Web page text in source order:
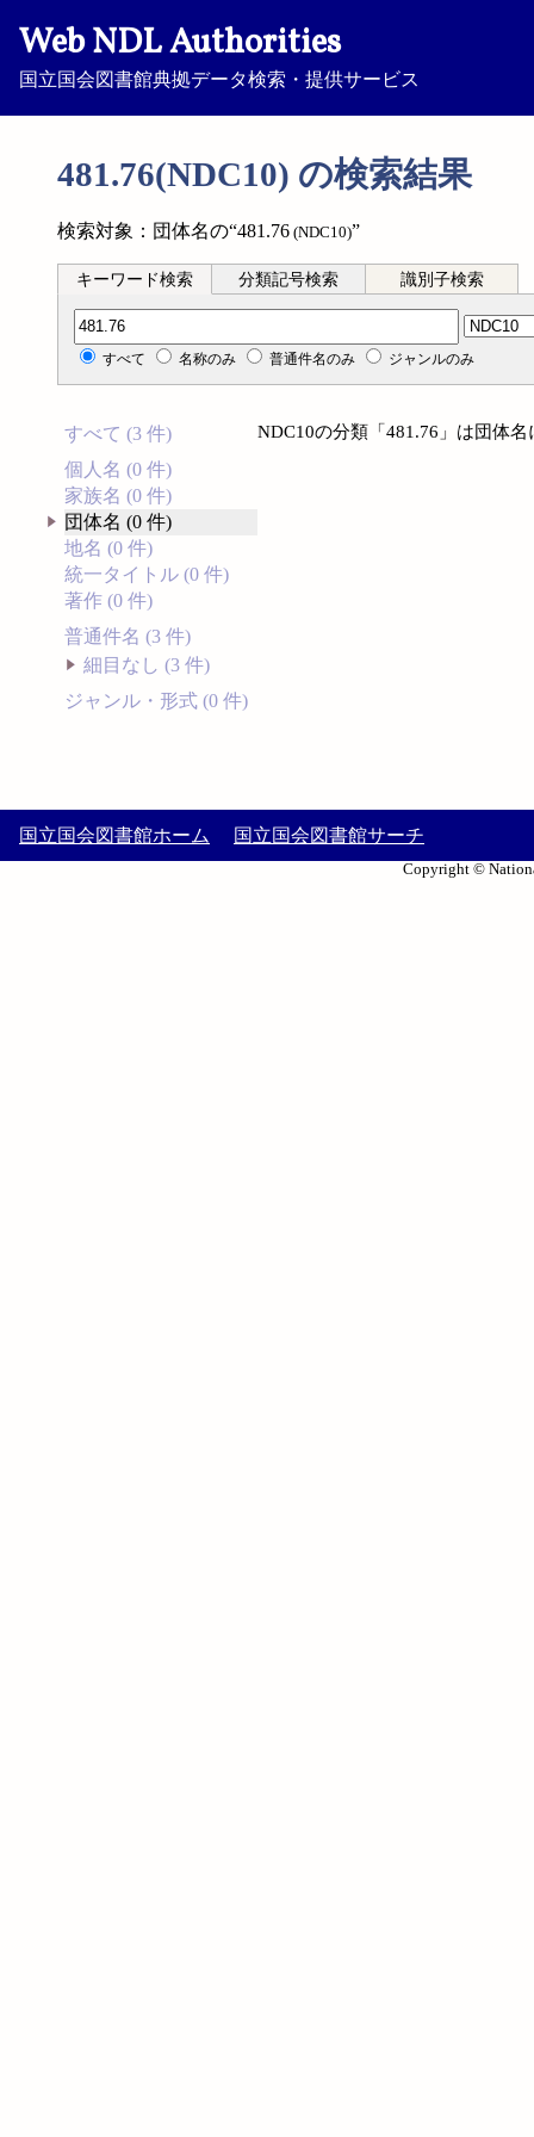
Web NDL Authorities
国立国会図書館典拠データ検索・提供サービス
481.76(NDC10) の検索結果
検索対象：団体名の“481.76 (NDC10)”
キーワード検索 分類記号検索 識別子検索
分類記号検索
すべて 名称のみ 普通件名のみ ジャンルのみ
すべて (3 件)
個人名 (0 件)
家族名 (0 件)
団体名 (0 件)
地名 (0 件)
統一タイトル (0 件)
著作 (0 件)
普通件名 (3 件)
細目なし (3 件)
ジャンル・形式 (0 件)
NDC10の分類「481.76」は団体
国立国会図書館ホーム 国立国会図書館サーチ
Copyright ©